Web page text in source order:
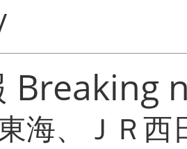
Breaking
海、ＪＲ